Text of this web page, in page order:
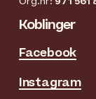
Koblinger
Facebook
Instagram